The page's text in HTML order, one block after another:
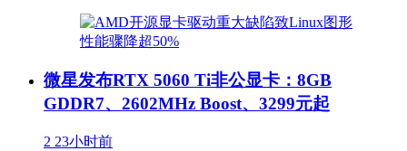
微星发布RTX 5060 Ti非公显卡：8GB
GDDR7、2602MHz Boost、3299元起
2 23小时前